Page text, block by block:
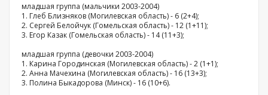
младшая группа (мальчики 2003-2004)
1. Глеб Близняков (Могилевская область) - 6 (2+4);
2. Сергей Белойчук (Гомельская область) - 12 (1+11);
3. Егор Казак (Гомельская область) - 14 (11+3);
младшая группа (девочки 2003-2004)
1. Карина Городинская (Могилевская область) - 2 (1+1);
2. Анна Мачехина (Могилевская область) - 16 (13+3);
3. Полина Быкадорова (Минск) - 16 (10+6).